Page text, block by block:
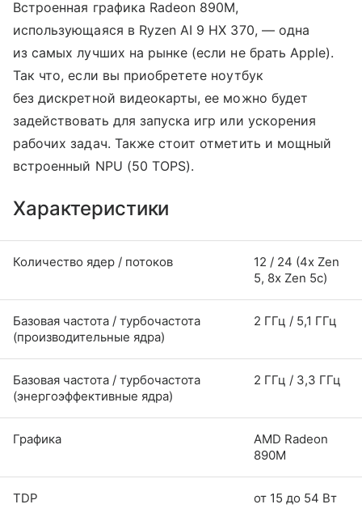
Встроенная графика Radeon 890M,
использующаяся в Ryzen AI 9 HX 370, — одна
из самых лучших на рынке (если не брать Apple).
Так что, если вы приобретете ноутбук
без дискретной видеокарты, ее можно будет
задействовать для запуска игр или ускорения
рабочих задач. Также стоит отметить и мощный
встроенный NPU (50 TOPS).
Характеристики
Количество ядер / потоков
12 / 24 (4x Zen
5, 8x Zen 5с)
Базовая частота / турбочастота
(производительные ядра)
2 ГГц / 5,1 ГГц
Базовая частота / турбочастота
(энергоэффективные ядра)
2 ГГц / 3,3 ГГц
Графика
AMD Radeon
890M
TDP от 15 до 54 Вт